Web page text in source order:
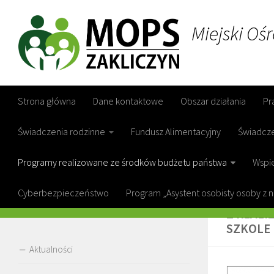
Miejski
Strona główna Dane kontaktowe Obszar działania
Świadczenia rodzinne Fundusz Alimentacyjny
Programy realizowane ze środków budżetu państwa
Cyberbezpieczeństwo Program „Asystent osobisty osoby z
Z
Aktualności